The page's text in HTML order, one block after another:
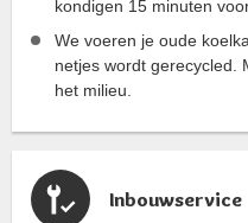
kondigen 15 minuten
We voeren je oude
netjes wordt gerecycled.
het milieu.
Inbouwservice